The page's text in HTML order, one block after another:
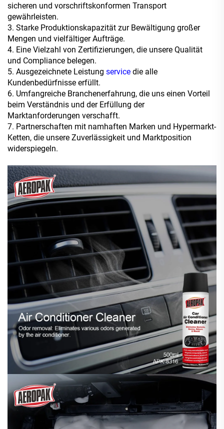
sicheren und vorschriftskonformen Transport
gewährleisten.
3. Starke Produktionskapazität zur Bewältigung großer
Mengen und vielfältiger Aufträge.
4. Eine Vielzahl von Zertifizierungen, die unsere Qualität
und Compliance belegen.
5. Ausgezeichnete Leistung service die alle
Kundenbedürfnisse erfüllt.
6. Umfangreiche Branchenerfahrung, die uns einen Vorteil
beim Verständnis und der Erfüllung der
Marktanforderungen verschafft.
7. Partnerschaften mit namhaften Marken und Hypermarkt-
Ketten, die unsere Zuverlässigkeit und Marktposition
widerspiegeln.